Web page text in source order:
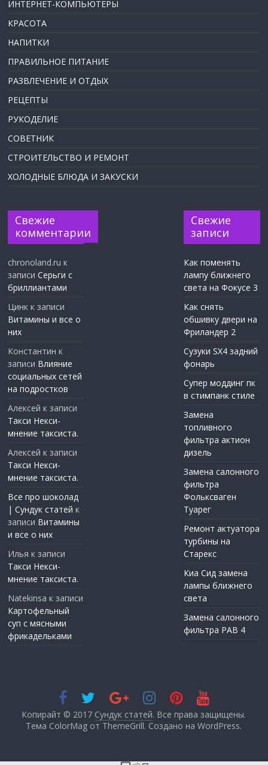
ИНТЕРНЕТ-КОМПЬЮТЕРЫ
КРАСОТА
НАПИТКИ
ПРАВИЛЬНОЕ ПИТАНИЕ
РАЗВЛЕЧЕНИЕ И ОТДЫХ
РЕЦЕПТЫ
РУКОДЕЛИЕ
СОВЕТНИК
СТРОИТЕЛЬСТВО И РЕМОНТ
ХОЛОДНЫЕ БЛЮДА И ЗАКУСКИ
Свежие
комментарии
chronoland.ru к
записиСерьги с
бриллиантами
Цинк к записи
Витамины и все о
них
Константин к
записи Влияние
социальных сетей
на подростков
Алексей к записи
Такси Некси-
мнение таксиста.
Алексей к записи
Такси Некси-
мнение таксиста.
Все про шоколад
| Сундук статей к
записи Витамины
и все о них
Илья к записи
Такси Некси-
мнение таксиста.
Natekinsa к записи
Картофельный
суп с мясными
фрикадельками
Свежие
записи
Как поменять
лампу ближнего
света на Фокусе 3
Как снять
обшивку двери на
Фриландер 2
Сузуки SX4 задний
фонарь
Супер моддинг пк
в стимпанк стиле
Замена
топливного
фильтра актион
дизель
Замена салонного
фильтра
Фольксваген
Туарег
Ремонт актуатора
турбины на
Старекс
Киа Сид замена
лампы ближнего
света
Замена салонного
фильтра РАВ 4
Копирайт © 2017 Сундук статей. Все права защищены.
Тема ColorMag от ThemeGrill. Создано наWordPress.